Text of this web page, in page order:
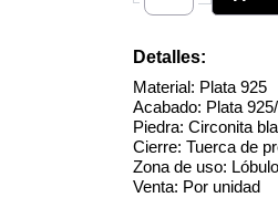
Detalles:
Material: Plata 925
Acabado: Plata
Piedra: Circonita
Cierre: Tuerca de
Zona de uso: Lóbulo
Venta: Por unidad